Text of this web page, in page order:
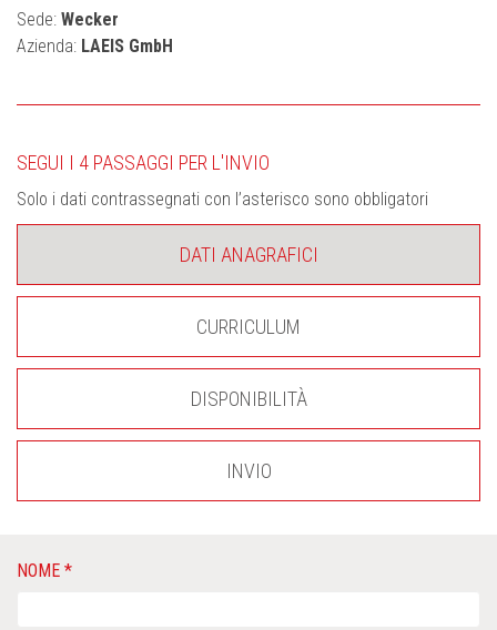
Sede: Wecker
Azienda: LAEIS GmbH
SEGUI I 4 PASSAGGI PER L'INVIO
Solo i dati contrassegnati con l’asterisco sono obbligatori
DATI ANAGRAFICI
CURRICULUM
DISPONIBILITÀ
INVIO
NOME *